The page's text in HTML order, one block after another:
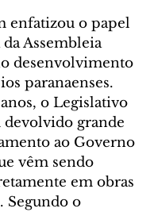
enfatizou o papel
Assembleia
desenvolvimento
paranaenses.
o Legislativo
devolvido grande
ao Governo
vêm sendo
em obras
Segundo o